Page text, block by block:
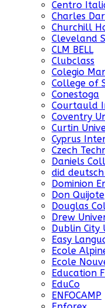
Centro
Charles
Churchill
Cleveland
CLM BELL
Clubclass
Colegio
College of
Conestoga
Courtauld
Coventry
Curtin
Cyprus
Czech
Daniels
did
Dominion
Don Quijote
Douglas
Drew
Dublin City
Easy
Ecole
Ecole
Education
EduCo
ENFOCAMP